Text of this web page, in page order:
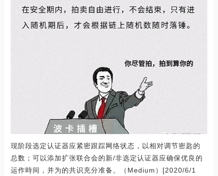
现阶段选定认证器应紧密跟踪网络状态，以相对调节密匙的
总数；可以添加扩张联合会的新/非选定认证器应确保优良的
运作時间，并为的共识充分准备。（Medium）[2020/6/1